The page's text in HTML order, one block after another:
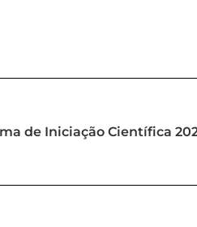
de Iniciação Científica